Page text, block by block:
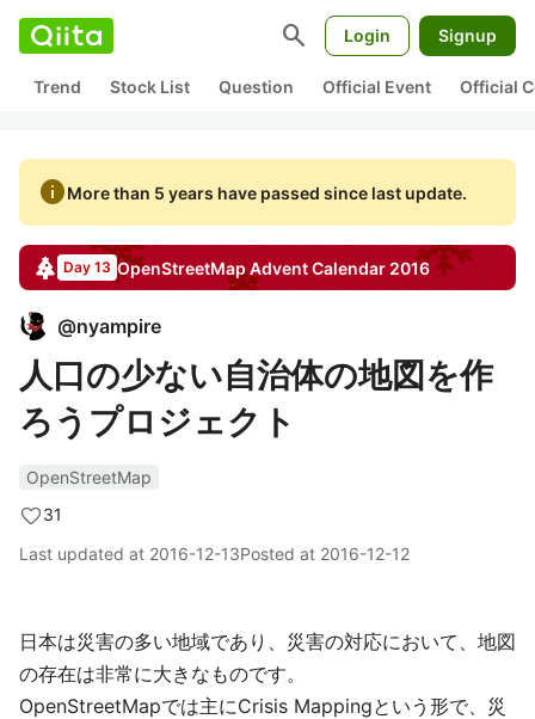
search Login Signup
Trend Stock List Question Official Event Official
infoMore than 5 years have passed since last update.
Day 13 OpenStreetMapAdvent Calendar 2016
@nyampire
人口の少ない自治体の地図を作
ろうプロジェクト
OpenStreetMap
31
Last updated at 2016-12-13Posted at 2016-12-12
日本は災害の多い地域であり、災害の対応において、地図
の存在は非常に大きなものです。
OpenStreetMapでは主にCrisis Mappingという形で、災